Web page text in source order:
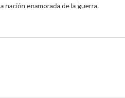
nación enamorada de la guerra.